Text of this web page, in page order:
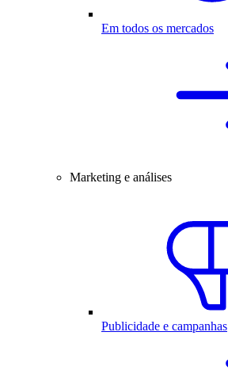
Em todos os mercados
Marketing e análises
Publicidade e campanhas